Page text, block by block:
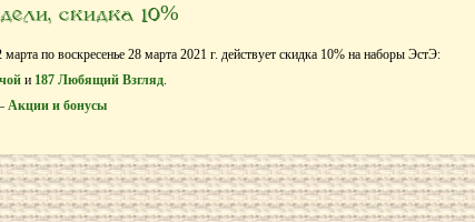
скидка 10%
по воскресенье 28 марта 2021 г. действует скидка 10% на наборы ЭстЭ:
и 187 Любящий Взгляд.
Акции и бонусы